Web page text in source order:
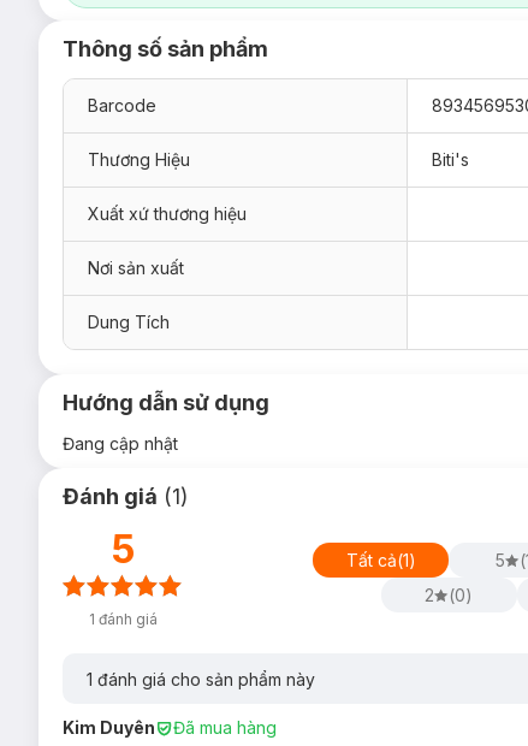
Thông số sản phẩm
Barcode
Thương Hiệu Biti's
Xuất xứ thương hiệu
Nơi sản xuất
Dung Tích
Hướng dẫn sử dụng
Đang cập nhật
Đánh giá (1)
5
1 đánh giá
Tất cả(1) 5 (
2
(0)
1 đánh giá cho sản phẩm này
Kim Duyên Đã mua hàng